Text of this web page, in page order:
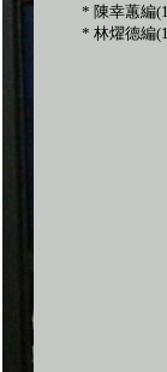
* 陳幸蕙編
* 林燿德編